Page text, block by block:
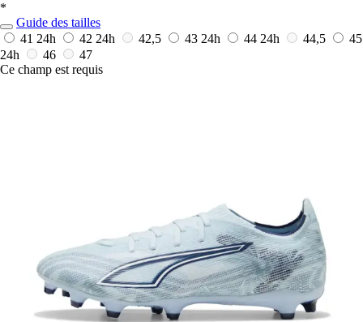
*
Guide des tailles
41 24h 42 24h 42,5 43 24h 44 24h 44,5
45
24h
46
47
Ce champ est requis